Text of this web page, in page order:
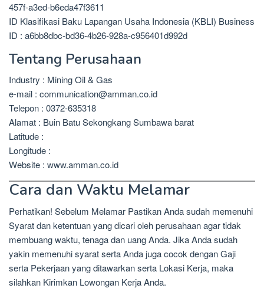
457f-a3ed-b6eda47f3611
ID Klasifikasi Baku Lapangan Usaha Indonesia (KBLI) Business
ID : a6bb8dbc-bd36-4b26-928a-c956401d992d
Tentang Perusahaan
Industry : Mining Oil & Gas
e-mail : communication@amman.co.id
Telepon : 0372-635318
Alamat : Buin Batu Sekongkang Sumbawa barat
Latitude :
Longitude :
Website : www.amman.co.id
Cara dan Waktu Melamar
Perhatikan! Sebelum Melamar Pastikan Anda sudah memenuhi
Syarat dan ketentuan yang dicari oleh perusahaan agar tidak
membuang waktu, tenaga dan uang Anda. Jika Anda sudah
yakin memenuhi syarat serta Anda juga cocok dengan Gaji
serta Pekerjaan yang ditawarkan serta Lokasi Kerja, maka
silahkan Kirimkan Lowongan Kerja Anda.